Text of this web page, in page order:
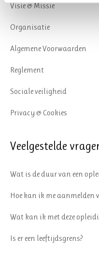
Visie & Missie
Organisatie
Algemene Voorwaarden
Reglement
Sociale veiligheid
Privacy & Cookies
Veelgestelde
Wat is de duur van een
Hoe kan ik me aanmelden
Wat kan ik met deze
Is er een leeftijdsgrens?